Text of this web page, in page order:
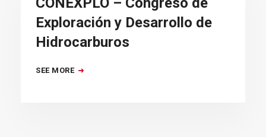
Exploración y Desarrollo de
Hidrocarburos
SEE MORE